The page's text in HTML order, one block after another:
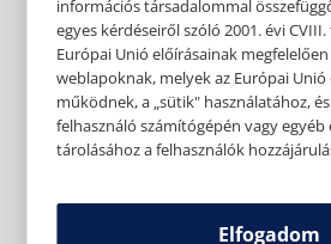
információs társadalommal
egyes kérdéseiről szóló 2001. évi
Európai Unió előírásainak
weblapoknak, melyek az Európai
működnek, a „sütik" használatához,
felhasználó számítógépén vagy
tárolásához a felhasználók
Elfogadom